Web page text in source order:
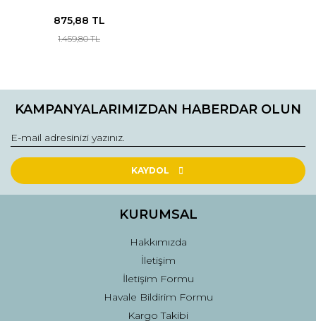
875,88 TL
1.459,80 TL
KAMPANYALARIMIZDAN HABERDAR OLUN
KAYDOL
KURUMSAL
Hakkımızda
İletişim
İletişim Formu
Havale Bildirim Formu
Kargo Takibi